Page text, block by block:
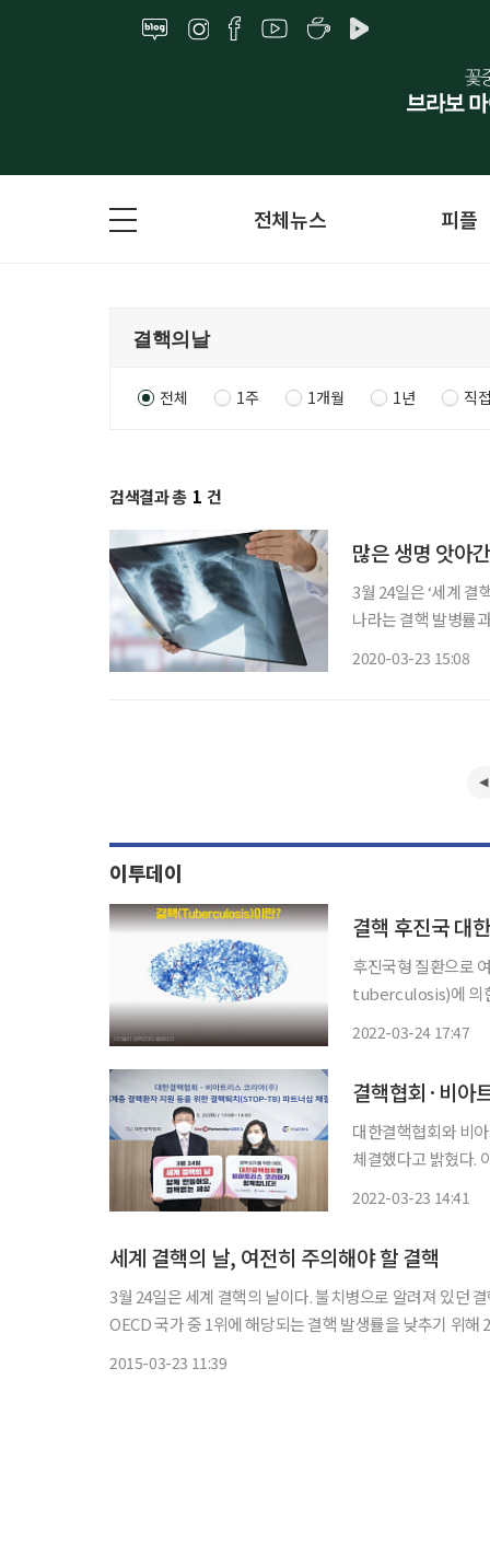
전체뉴스 피플
전체 1주 1개월 1년 직
검색결과 총 1 건
많은 생명 앗아
3월 24일은 ‘세계 결핵
나라는 결핵 발병률과
2020-03-23 15:08
이투데이
결핵 후진국 대
후진국형 질환으로
tuberculosis)에 의
2022-03-24 17:47
결핵협회·비아
대한결핵협회와 비
체결했다고 밝혔다.
2022-03-23 14:41
세계 결핵의 날, 여전히 주의해야 할 결핵
3월 24일은 세계 결핵의 날이다. 불치병으로 알려져 있던
OECD 국가 중 1위에 해당되는 결핵 발생률을 낮추기 위해 2010년부터 ‘결
2015-03-23 11:39